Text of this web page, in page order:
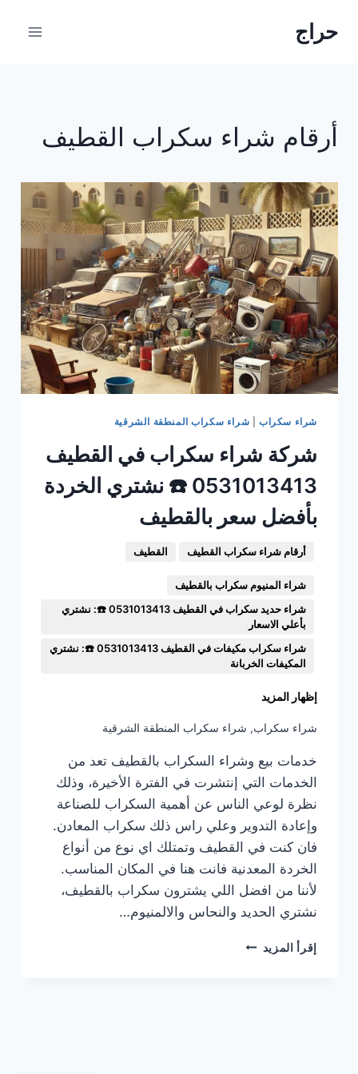
حراج
أرقام شراء سكراب القطيف
شراء سكراب| شراء سكراب المنطقة الشرقية
شركة شراء سكراب في القطيف
0531013413 ☎️ نشتري الخردة
بأفضل سعر بالقطيف
أرقام شراء سكراب القطيف القطيف
شراء المنيوم سكراب بالقطيف
شراء حديد سكراب في القطيف 0531013413 ☎️: نشتري
بأعلي الاسعار
شراء سكراب مكيفات في القطيف 0531013413 ☎️: نشتري
المكيفات الخربانة
إظهار المزيد
شراء سكراب, شراء سكراب المنطقة الشرقية
خدمات بيع وشراء السكراب بالقطيف تعد من
الخدمات التي إنتشرت في الفترة الأخيرة، وذلك
نظرة لوعي الناس عن أهمية السكراب للصناعة
وإعادة التدوير وعلي راس ذلك سكراب المعادن.
فان كنت في القطيف وتمتلك اي نوع من أنواع
الخردة المعدنية فانت هنا في المكان المناسب.
لأننا من افضل اللي يشترون سكراب بالقطيف،
نشتري الحديد والنحاس والالمنيوم…
إقرأ المزيد شركة